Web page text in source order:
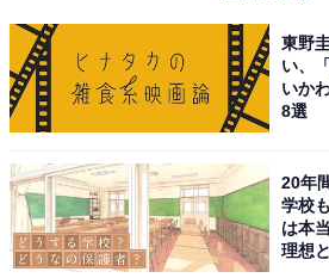
東野
い、
いか
8選
20年
学校
は本
理想